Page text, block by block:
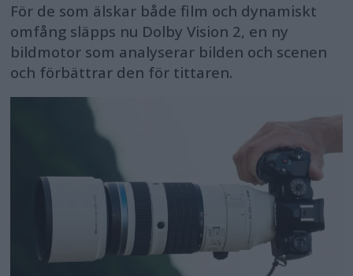
För de som älskar både film och dynamiskt
omfång släpps nu Dolby Vision 2, en ny
bildmotor som analyserar bilden och scenen
och förbättrar den för tittaren.